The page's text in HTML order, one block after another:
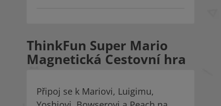
ThinkFun Super Mario
Magnetická Cestovní hra
Připoj se k Mariovi, Luigimu,